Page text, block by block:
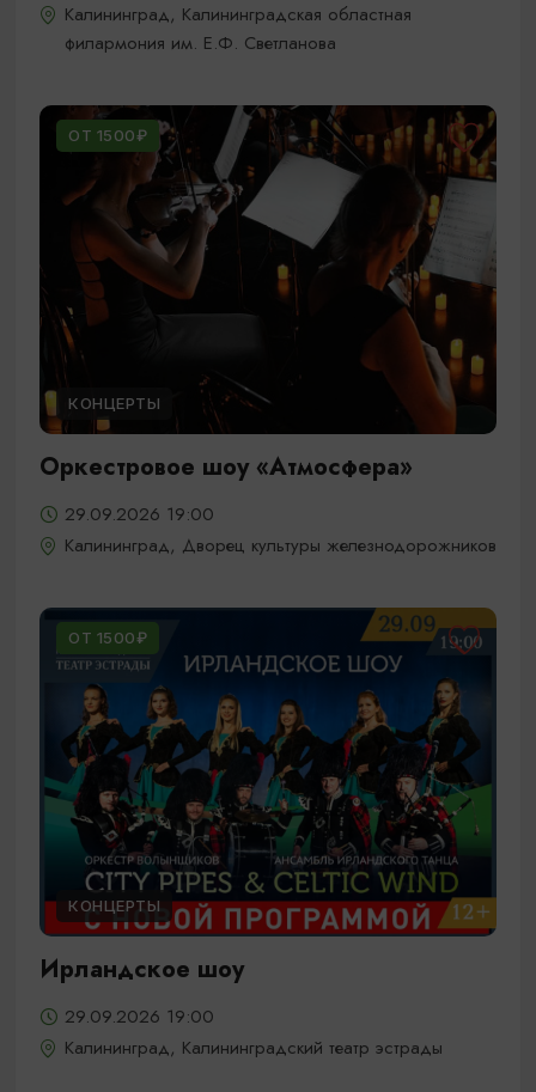
Калининград, Калининградская областная
филармония им. Е.Ф. Светланова
ОТ 1500₽
КОНЦЕРТЫ
Оркестровое шоу «Атмосфера»
29.09.2026 19:00
Калининград, Дворец культуры железнодорожников
ОТ 1500₽
КОНЦЕРТЫ
Ирландское шоу
29.09.2026 19:00
Калининград, Калининградский театр эстрады